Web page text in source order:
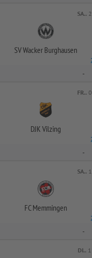
SA..
SV Wacker Burghausen
-
FR..
DJK Vilzing
-
SA..
FC Memmingen
-
DI..